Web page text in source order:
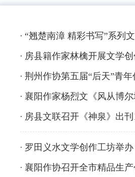
“翘楚南漳 精彩书写”系列
房县籍作家林檎开展文学
荆州作协第五届“后天”青
襄阳作家杨烈文《风从博
房县文联召开《神泉》出
罗田义水文学创作工坊举
襄阳作协召开全市精品生